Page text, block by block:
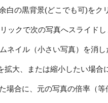
白の黒背景(どこでも可)を
ックで次の写真へスライド
ネイル（小さい写真）を消
拡大、または縮小したい場合
場合に、元の写真の倍率（